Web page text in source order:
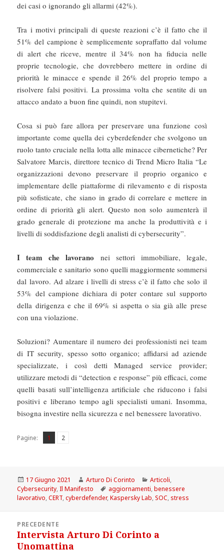
dei casi o ignorando gli allarmi (42%).
Tra i motivi principali di queste reazioni c’è il fatto che il
51% del campione è semplicemente sopraffatto dal volume
di alert che riceve, mentre il 34% non ha fiducia nelle
proprie tecnologie, che dovrebbero mettere in ordine di
priorità le minacce e spende il 26% del proprio tempo a
risolvere falsi positivi. La prossima volta che sentite di un
attacco andato a buon fine quindi, non stupitevi.
Cosa si può fare allora per preservare una funzione così
importante come quella dei cyberdefender che svolgono un
ruolo tanto cruciale nella lotta alle minacce cibernetiche? Per
Salvatore Marcis, direttore tecnico di Trend Micro Italia “Le
organizzazioni devono preservare il proprio organico e
implementare delle piattaforme di rilevamento e di risposta
più sofisticate, che siano in grado di correlare e mettere in
ordine di priorità gli alert. Questo non solo aumenterà il
grado generale di protezione ma anche la produttività e i
livelli di soddisfazione degli analisti di cybersecurity”.
I team che lavorano nei settori immobiliare, legale,
commerciale e sanitario sono quelli maggiormente sommersi
dal lavoro. Ad alzare i livelli di stress c’è il fatto che solo il
53% del campione dichiara di poter contare sul supporto
della dirigenza e che il 69% si aspetta o sia già alle prese
con una violazione.
Soluzioni? Aumentare il numero dei professionisti nei team
di IT security, spesso sotto organico; affidarsi ad aziende
specializzate, i così detti Managed service provider;
utilizzare metodi di “detection e response” più efficaci, come
quelli basati sull’intelligenza artificiale che riducono i falsi
positivi e liberano tempo agli specialisti umani. Insomma,
bisogna investire nella sicurezza e nel benessere lavorativo.
Pagine: Pagina
1 ,
Pagina
2
Scritto
il
17 Giugno 2021 Autore
Arturo Di Corinto Categorie
Articoli,
Cybersecurity,Il Manifesto Tag
aggiornamenti,benessere
lavorativo,CERT,cyberdefender,Kaspersky Lab,SOC, stress
articoliPRECEDENTE
Articolo
precedente:
Intervista Arturo Di Corinto a
Unomattina